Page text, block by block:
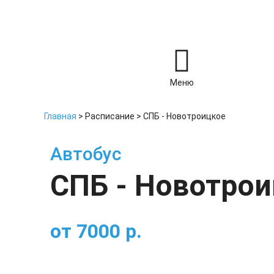
Меню
Главная > Расписание > СПБ - Новотроицкое
Автобус
СПБ -
от 7000 р.